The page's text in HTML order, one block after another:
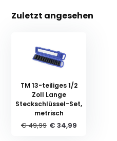
Zuletzt angesehen
TM 13-teiliges 1/2
Zoll Lange
Steckschlüssel-Set,
metrisch
€ 49,99 € 34,99